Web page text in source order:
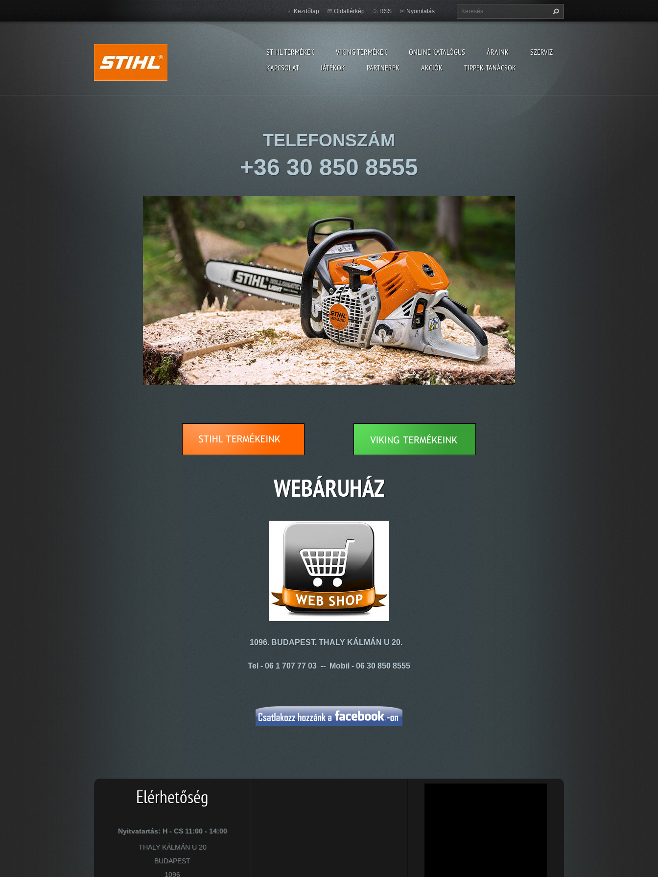
STIHL TERMÉKEK VIKING TERMÉKEK ONLINE KATALÓGUS ÁRAINK
SZERVIZ
KAPCSOLAT
JÁTÉKOK PARTNEREK AKCIÓK TIPPEK-TANÁCSOK
Kezdőlap Oldaltérkép RSS Nyomtatás
TELEFONSZÁM
+36 30 850 8555
WEBÁRUHÁZ
1096. BUDAPEST. THALY KÁLMÁN U 20.
Tel - 06 1 707 77 03 -- Mobil - 06 30 850 8555
Elérhetőség
Nyitvatartás: H - CS 11:00 - 14:00
THALY KÁLMÁN U 20
BUDAPEST
1096